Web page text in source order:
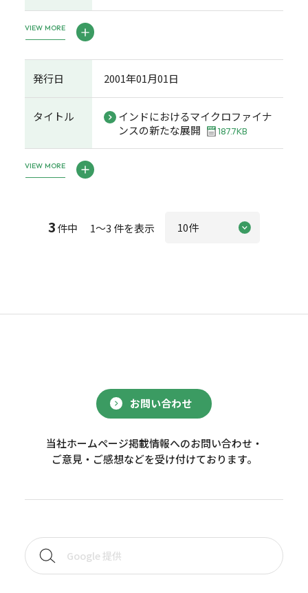
VIEW MORE
発行日 2001年01月01日
タイトル
インドにおけるマイクロファイナ
ンスの新たな展開
187.7KB
VIEW MORE
3件中 1～3 件を表示
お問い合わせ
当社ホームページ掲載情報へのお問い合わせ・
ご意見・ご感想などを受け付けております。